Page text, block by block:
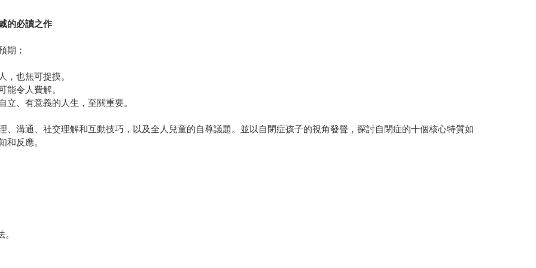
的必讀之作
期；
，也無可捉摸。
能令人費解。
、有意義的人生，至關重要。
、溝通、社交理解和互動技巧，以及全人兒童的自尊議題。並以自閉症孩子的視角發聲，探討自閉症的十個核心特質如
和反應。